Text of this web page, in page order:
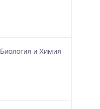
Биология и Химия